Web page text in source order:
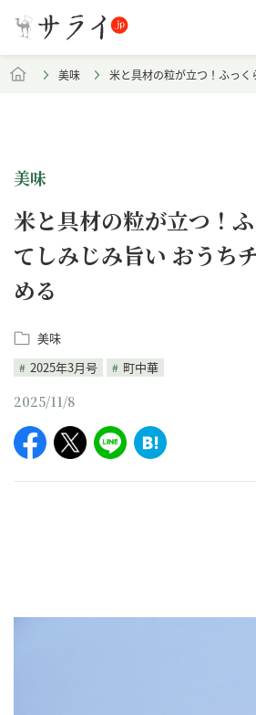
美味 米と具材の粒が立つ！ふっ
美味
米と具材の粒が立つ！
てしみじみ旨い おうち
める
美味
2025年3月号
町中華
2025/11/8